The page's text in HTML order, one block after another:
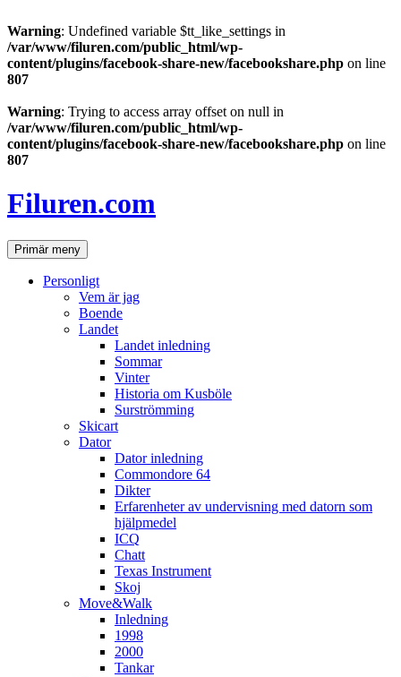
Warning: Undefined variable $tt_like_settings in
/var/www/filuren.com/public_html/wp-
content/plugins/facebook-share-new/facebookshare.php on line
807
Warning: Trying to access array offset on null in
/var/www/filuren.com/public_html/wp-
content/plugins/facebook-share-new/facebookshare.php on line
807
till
innehåll
Filuren.com
SökPrimär meny
Personligt
Vem är jag
Boende
Landet
Landet inledning
Sommar
Vinter
Historia om Kusböle
Surströmming
Skicart
Dator
Dator inledning
Commondore 64
Dikter
Erfarenheter av undervisning med datorn som
hjälpmedel
ICQ
Chatt
Texas Instrument
Skoj
Move&Walk
Inledning
1998
2000
Tankar